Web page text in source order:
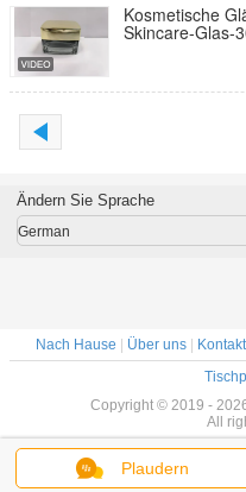
Kosmetische
Skincare-Glas-
Plaudern
Ändern Sie Sprache
German
Nach Hause Über uns
Copyright © 2019 -
All